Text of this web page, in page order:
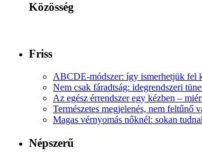
Közösség
Friss
ABCDE‑módszer: így ismerhetjük fel
Nem csak fáradtság: idegrendszeri
Az egész érrendszer egy kézben –
Természetes megjelenés, nem feltűnő
Magas vérnyomás nőknél: sokan
Népszerű